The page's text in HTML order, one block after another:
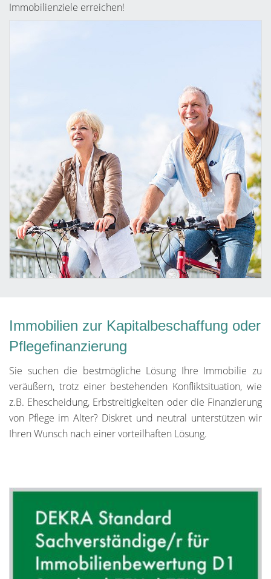
Immobilienziele erreichen!
Immobilien zur Kapitalbeschaffung oder
Pflegefinanzierung
Sie suchen die bestmögliche Lösung Ihre Immobilie zu
veräußern, trotz einer bestehenden Konfliktsituation, wie
z.B. Ehescheidung, Erbstreitigkeiten oder die Finanzierung
von Pflege im Alter? Diskret und neutral unterstützen wir
Ihren Wunsch nach einer vorteilhaften Lösung.